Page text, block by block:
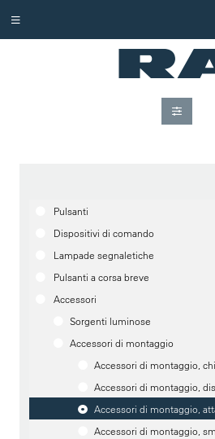
Pulsanti
Dispositivi di comando
Lampade segnaletiche
Pulsanti a corsa breve
Accessori
Sorgenti luminose
Accessori di montaggio
Accessori di montaggio,
Accessori di montaggio,
Accessori di montaggio,
Accessori di montaggio,